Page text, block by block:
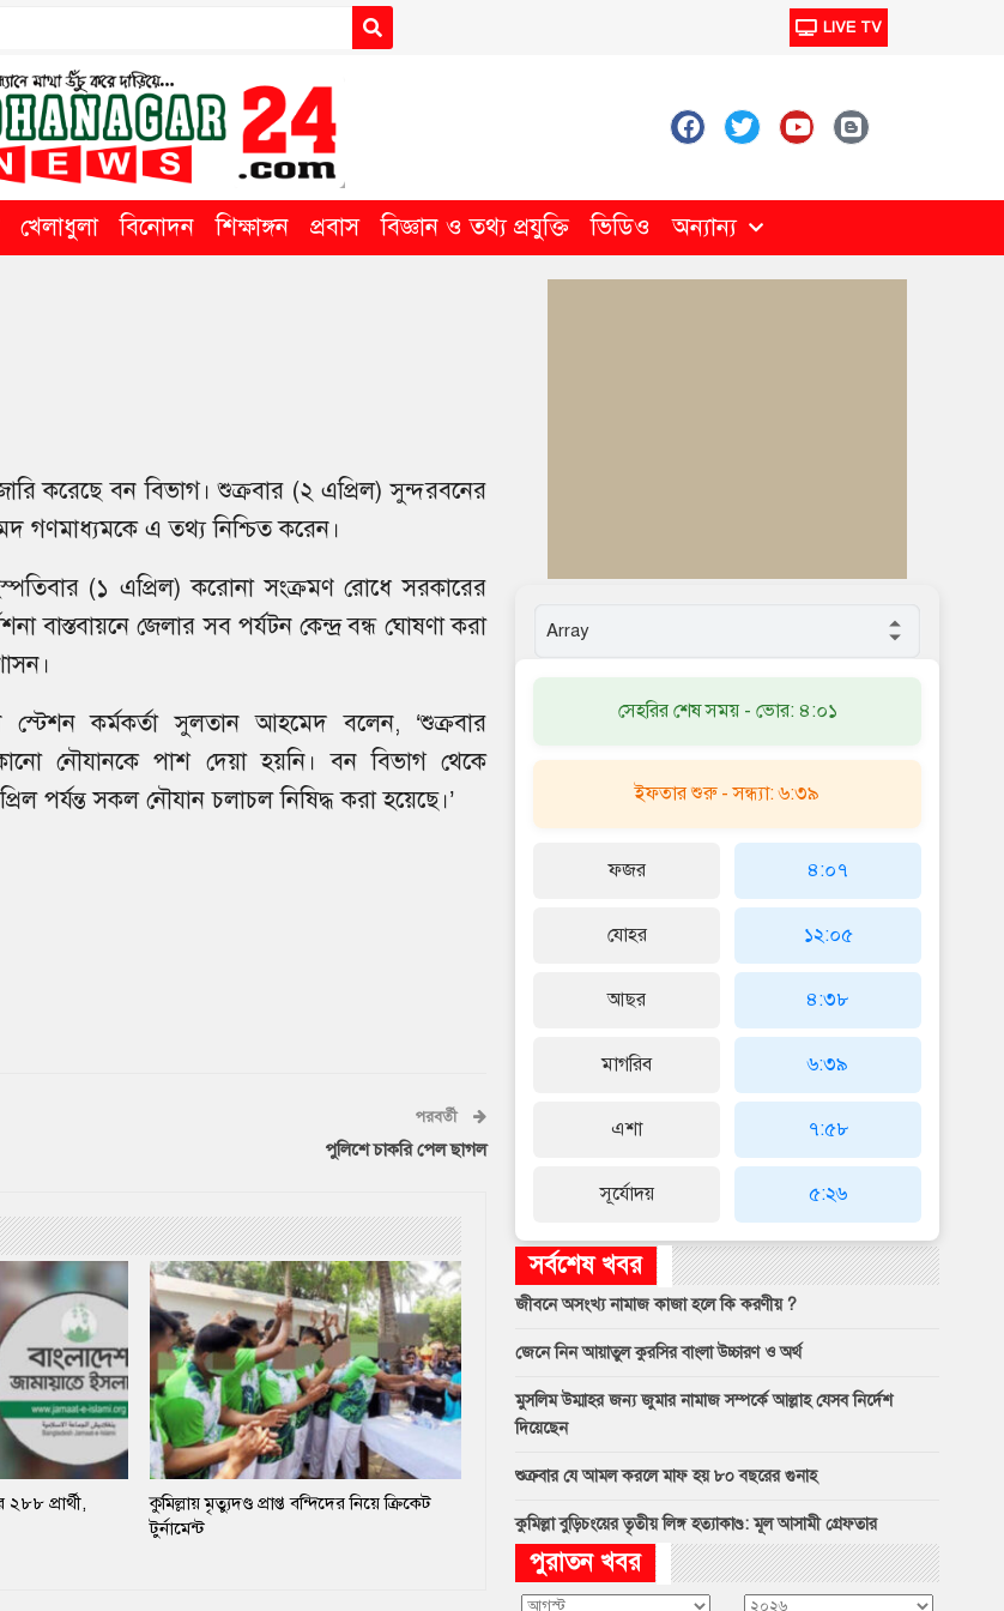
LIVE TV
খেলাধুলা বিনোদন শিক্ষাঙ্গন প্রবাস বিজ্ঞান ও তথ্য প্রযুক্তি ভিডিও অন্যান্য
করেছে বন বিভাগ। শুক্রবার (২ এপ্রিল) সুন্দরবনের
গণমাধ্যমকে এ তথ্য নিশ্চিত করেন।
(১ এপ্রিল) করোনা সংক্রমণ রোধে সরকারের
বাস্তবায়নে জেলার সব পর্যটন কেন্দ্র বন্ধ ঘোষণা করা
স্টেশন কর্মকর্তা সুলতান আহমেদ বলেন, ‘শুক্রবার
নৌযানকে পাশ দেয়া হয়নি। বন বিভাগ থেকে
পর্যন্ত সকল নৌযান চলাচল নিষিদ্ধ করা হয়েছে।’
পরবর্তী
পুলিশে চাকরি পেল ছাগল
প্রার্থী,
কুমিল্লায় মৃত্যুদণ্ড প্রাপ্ত বন্দিদের নিয়ে ক্রিকেট
টুর্নামেন্ট
সেহরির শেষ সময় - ভোর: ৪:০১
ইফতার শুরু - সন্ধ্যা: ৬:৩৯
ফজর
যোহর
আছর
মাগরিব
এশা
সূর্যোদয়
৪:০৭
১২:০৫
৪:৩৮
৬:৩৯
৭:৫৮
৫:২৬
সর্বশেষ খবর
জীবনে অসংখ্য নামাজ কাজা হলে কি করণীয় ?
জেনে নিন আয়াতুল কুরসির বাংলা উচ্চারণ ও অর্থ
মুসলিম উম্মাহর জন্য জুমার নামাজ সম্পর্কে আল্লাহ যেসব নির্দেশ
দিয়েছেন
শুক্রবার যে আমল করলে মাফ হয় ৮০ বছরের গুনাহ
কুমিল্লা বুড়িচংয়ের তৃতীয় লিঙ্গ হত্যাকাণ্ড: মূল আসামী গ্রেফতার
পুরাতন খবর